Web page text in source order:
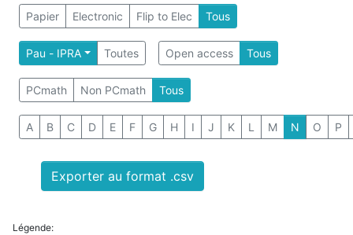
Papier Electronic Flip to Elec Tous
Pau - IPRA Toutes Open access Tous
PCmath Non PCmath Tous
A B C D E F G H I J K L M N O P
Exporter au format .csv
Légende: